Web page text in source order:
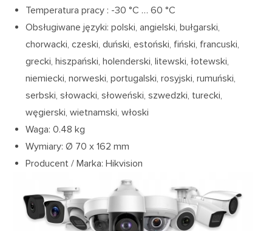
Temperatura pracy : -30 °C … 60 °C
Obsługiwane języki: polski, angielski, bułgarski,
chorwacki, czeski, duński, estoński, fiński, francuski,
grecki, hiszpański, holenderski, litewski, łotewski,
niemiecki, norweski, portugalski, rosyjski, rumuński,
serbski, słowacki, słoweński, szwedzki, turecki,
węgierski, wietnamski, włoski
Waga: 0.48 kg
Wymiary: Ø 70 x 162 mm
Producent / Marka: Hikvision